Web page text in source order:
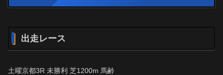
出走レース
土曜京都3R 未勝利 芝1200m 馬齢